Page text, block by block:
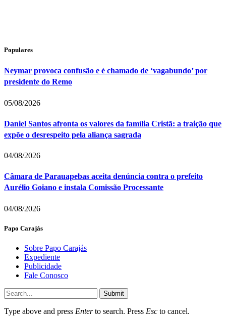
Populares
Neymar provoca confusão e é chamado de ‘vagabundo’ por
presidente do Remo
05/08/2026
Daniel Santos afronta os valores da família Cristã: a traição que
expõe o desrespeito pela aliança sagrada
04/08/2026
Câmara de Parauapebas aceita denúncia contra o prefeito
Aurélio Goiano e instala Comissão Processante
04/08/2026
Papo Carajás
Sobre Papo Carajás
Expediente
Publicidade
Fale Conosco
Submit
Type above and press Enterto search. Press Esc to cancel.